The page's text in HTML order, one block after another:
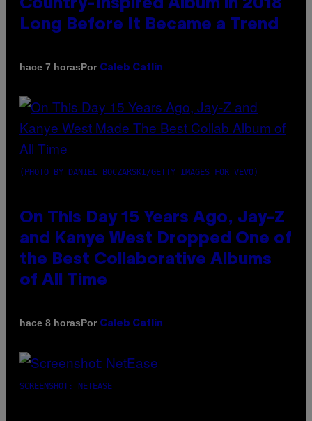
Country-Inspired Album in 2018
Long Before It Became a Trend
hace 7 horasPor Caleb Catlin
(PHOTO BY DANIEL BOCZARSKI/GETTY IMAGES FOR VEVO)
On This Day 15 Years Ago, Jay-Z
and Kanye West Dropped One of
the Best Collaborative Albums
of All Time
hace 8 horasPor Caleb Catlin
SCREENSHOT: NETEASE